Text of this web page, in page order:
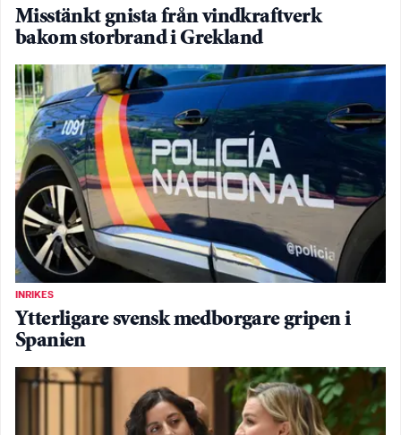
Misstänkt gnista från vindkraftverk
bakom storbrand i Grekland
INRIKES
Ytterligare svensk medborgare gripen i
Spanien